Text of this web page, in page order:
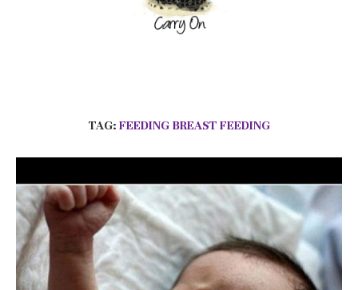
TAG: FEEDING BREAST FEEDING